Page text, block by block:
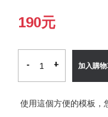
190元
- +
- + 加入購
使用這個方便的模板，